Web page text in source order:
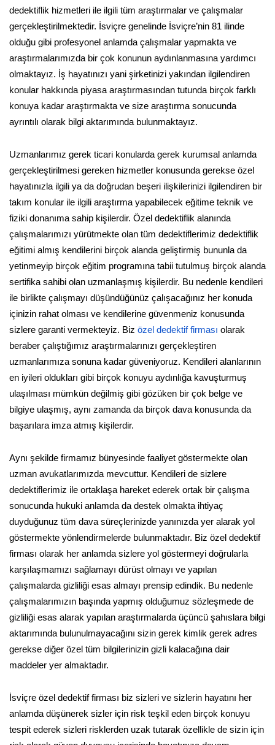
dedektiflik hizmetleri ile ilgili tüm araştırmalar ve çalışmalar
gerçekleştirilmektedir. İsviçre genelinde İsviçre’nin 81 ilinde
olduğu gibi profesyonel anlamda çalışmalar yapmakta ve
araştırmalarımızda bir çok konunun aydınlanmasına yardımcı
olmaktayız. İş hayatınızı yani şirketinizi yakından ilgilendiren
konular hakkında piyasa araştırmasından tutunda birçok farklı
konuya kadar araştırmakta ve size araştırma sonucunda
ayrıntılı olarak bilgi aktarımında bulunmaktayız.
Uzmanlarımız gerek ticari konularda gerek kurumsal anlamda
gerçekleştirilmesi gereken hizmetler konusunda gerekse özel
hayatınızla ilgili ya da doğrudan beşeri ilişkilerinizi ilgilendiren bir
takım konular ile ilgili araştırma yapabilecek eğitime teknik ve
fiziki donanıma sahip kişilerdir. Özel dedektiflik alanında
çalışmalarımızı yürütmekte olan tüm dedektiflerimiz dedektiflik
eğitimi almış kendilerini birçok alanda geliştirmiş bununla da
yetinmeyip birçok eğitim programına tabii tutulmuş birçok alanda
sertifika sahibi olan uzmanlaşmış kişilerdir. Bu nedenle kendileri
ile birlikte çalışmayı düşündüğünüz çalışacağınız her konuda
içinizin rahat olması ve kendilerine güvenmeniz konusunda
sizlere garanti vermekteyiz. Biz özel dedektif firması olarak
beraber çalıştığımız araştırmalarınızı gerçekleştiren
uzmanlarımıza sonuna kadar güveniyoruz. Kendileri alanlarının
en iyileri oldukları gibi birçok konuyu aydınlığa kavuşturmuş
ulaşılması mümkün değilmiş gibi gözüken bir çok belge ve
bilgiye ulaşmış, aynı zamanda da birçok dava konusunda da
başarılara imza atmış kişilerdir.
Aynı şekilde firmamız bünyesinde faaliyet göstermekte olan
uzman avukatlarımızda mevcuttur. Kendileri de sizlere
dedektiflerimiz ile ortaklaşa hareket ederek ortak bir çalışma
sonucunda hukuki anlamda da destek olmakta ihtiyaç
duyduğunuz tüm dava süreçlerinizde yanınızda yer alarak yol
göstermekte yönlendirmelerde bulunmaktadır. Biz özel dedektif
firması olarak her anlamda sizlere yol göstermeyi doğrularla
karşılaşmamızı sağlamayı dürüst olmayı ve yapılan
çalışmalarda gizliliği esas almayı prensip edindik. Bu nedenle
çalışmalarımızın başında yapmış olduğumuz sözleşmede de
gizliliği esas alarak yapılan araştırmalarda üçüncü şahıslara bilgi
aktarımında bulunulmayacağını sizin gerek kimlik gerek adres
gerekse diğer özel tüm bilgilerinizin gizli kalacağına dair
maddeler yer almaktadır.
İsviçre özel dedektif firması biz sizleri ve sizlerin hayatını her
anlamda düşünerek sizler için risk teşkil eden birçok konuyu
tespit ederek sizleri risklerden uzak tutarak özellikle de sizin için